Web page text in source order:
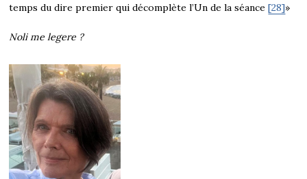
temps du dire premier qui décomplète l’Un de la séance[28]»
Noli me legere ?